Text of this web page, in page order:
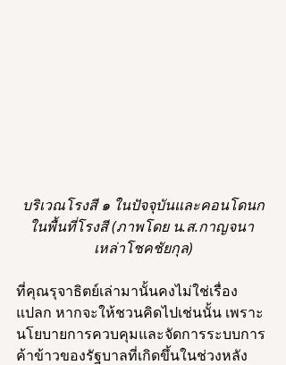
บริเวณโรงสี ๑ ในปัจจุบันและคอนโดนก
ในพื้นที่โรงสี (ภาพโดย น.ส.กาญจนา
เหล่าโชคชัยกุล)
ที่คุณรุจาธิตย์เล่ามานั้นคงไม่ใช่เรื่อง
แปลก หากจะให้ชวนคิดไปเช่นนั้น เพราะ
นโยบายการควบคุมและจัดการระบบการ
ค้าข้าวของรัฐบาลที่เกิดขึ้นในช่วงหลัง